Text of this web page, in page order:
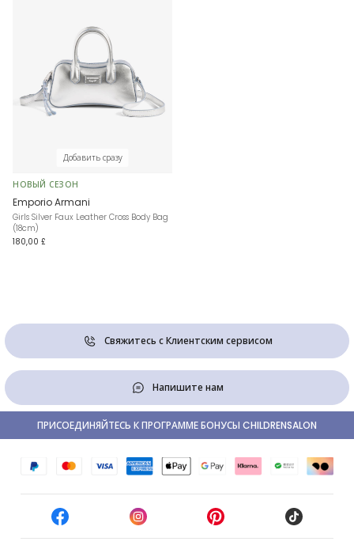
Добавить сразу
НОВЫЙ СЕЗОН
Emporio Armani
Girls Silver Faux Leather Cross Body Bag
(18cm)
180,00 £
Свяжитесь с Клиентским сервисом
Напишите нам
ПРИСОЕДИНЯЙТЕСЬ К ПРОГРАММЕ БОНУСЫ CHILDRENSALON